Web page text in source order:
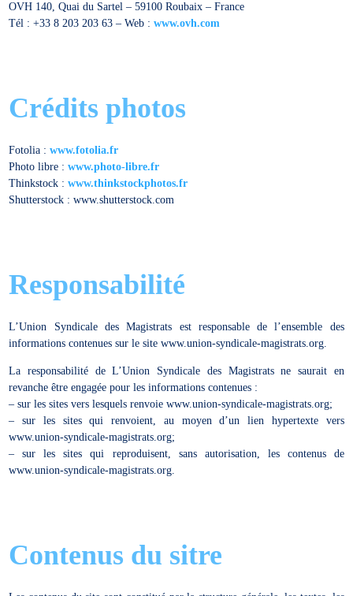
OVH 140, Quai du Sartel – 59100 Roubaix – France
Tél : +33 8 203 203 63 – Web : www.ovh.com
Crédits photos
Fotolia : www.fotolia.fr
Photo libre : www.photo-libre.fr
Thinkstock :www.thinkstockphotos.fr
Shutterstock : www.shutterstock.com
Responsabilité
L’Union Syndicale des Magistrats est responsable de l’ensemble des
informations contenues sur le site www.union-syndicale-magistrats.org.
La responsabilité de L’Union Syndicale des Magistrats ne saurait en
revanche être engagée pour les informations contenues :
– sur les sites vers lesquels renvoie www.union-syndicale-magistrats.org;
– sur les sites qui renvoient, au moyen d’un lien hypertexte vers
www.union-syndicale-magistrats.org;
– sur les sites qui reproduisent, sans autorisation, les contenus de
www.union-syndicale-magistrats.org.
Contenus du sitre